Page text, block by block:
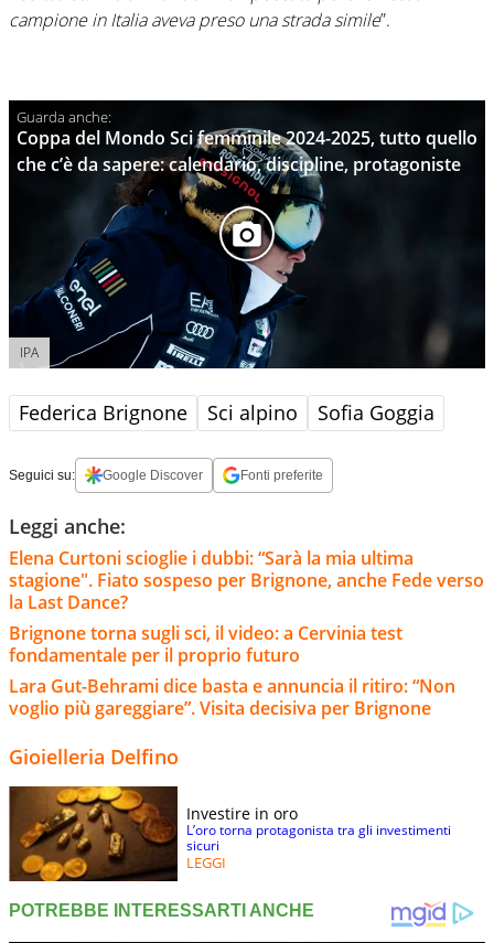
campione in Italia aveva preso una strada simile”.
Coppa del Mondo Sci femminile 2024-2025, tutto quello
che c’è da sapere: calendario, discipline, protagoniste
IPA
Federica Brignone Sci alpino Sofia Goggia
Seguici su: Google Discover Fonti preferite
Leggi anche:
Elena Curtoni scioglie i dubbi: “Sarà la mia ultima
stagione". Fiato sospeso per Brignone, anche Fede verso
la Last Dance?
Brignone torna sugli sci, il video: a Cervinia test
fondamentale per il proprio futuro
Lara Gut-Behrami dice basta e annuncia il ritiro: “Non
voglio più gareggiare”. Visita decisiva per Brignone
Gioielleria Delfino
Investire in oro
L’oro torna protagonista tra gli investimenti
sicuri
LEGGI